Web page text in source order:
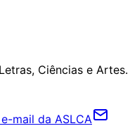
Ciências e Artes.
mail da ASLCA